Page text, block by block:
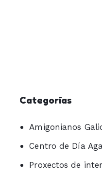
Categorías
Amigonianos
Centro de Día
Proxectos de